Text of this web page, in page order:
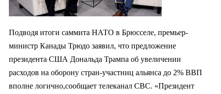
Подводя итоги саммита НАТО в Брюсселе, премьер-
министр Канады Трюдо заявил, что предложение
президента США Дональда Трампа об увеличении
расходов на оборону стран-участниц альянса до 2% ВВП
вполне логично,сообщает телеканал CBC. «Президент